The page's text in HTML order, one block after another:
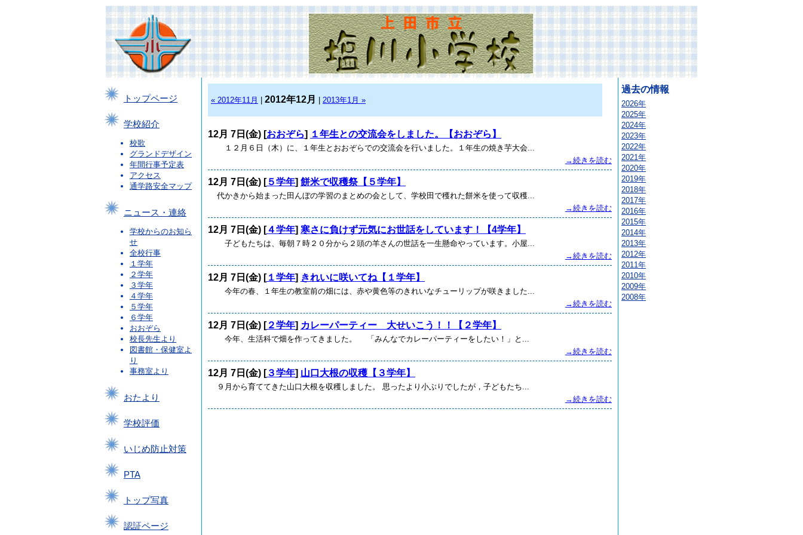
トップページ
学校紹介
校歌
グランドデザイン
年間行事予定表
アクセス
通学路安全マップ
ニュース・連絡
学校からのお知ら
せ
全校行事
１学年
２学年
３学年
４学年
５学年
６学年
おおぞら
校長先生より
図書館・保健室よ
り
事務室より
おたより
学校評価
いじめ防止対策
PTA
トップ写真
認証ページ
« 2012年11月 2012年12月 2013年1月 »
12月 7日(金) [おおぞら] １年生との交流会をしました。【おおぞら】
１２月６日（木）に、１年生とおおぞらでの交流会を行いました。１年生の焼き芋大会...
→続きを読む
12月 7日(金) [５学年] 餅米で収穫祭【５学年】
代かきから始まった田んぼの学習のまとめの会として、学校田で穫れた餅米を使って収穫...
→続きを読む
12月 7日(金) [４学年] 寒さに負けず元気にお世話をしています！【4学年】
子どもたちは、毎朝７時２０分から２頭の羊さんの世話を一生懸命やっています。小屋...
→続きを読む
12月 7日(金) [１学年] きれいに咲いてね【１学年】
今年の春、１年生の教室前の畑には、赤や黄色等のきれいなチューリップが咲きました...
→続きを読む
12月 7日(金) [２学年] カレーパーティー 大せいこう！！【２学年】
今年、生活科で畑を作ってきました。 「みんなでカレーパーティーをしたい！」と...
→続きを読む
12月 7日(金) [３学年] 山口大根の収穫【３学年】
９月から育ててきた山口大根を収穫しました。 思ったより小ぶりでしたが，子どもたち...
→続きを読む
過去の情報
2026年
2025年
2024年
2023年
2022年
2021年
2020年
2019年
2018年
2017年
2016年
2015年
2014年
2013年
2012年
2011年
2010年
2009年
2008年